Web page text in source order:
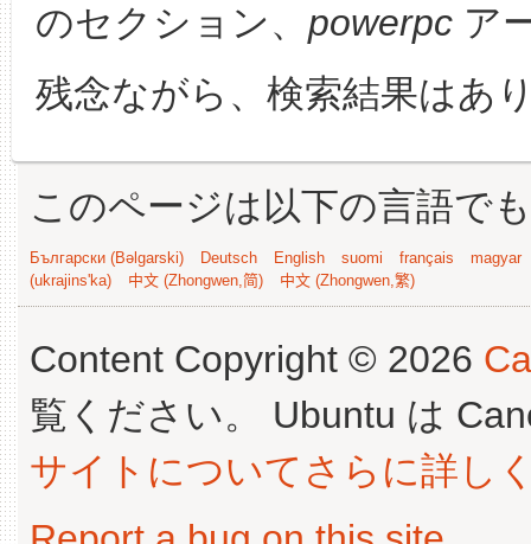
のセクション、 powerpc ア
残念ながら、検索結果はあ
このページは以下の言語で
Български (Bəlgarski) Deutsch English suomi français
magyar
(ukrajins'ka)
中文 (Zhongwen,简) 中文 (Zhongwen,繁)
Content Copyright © 2026
覧ください。 Ubuntu は
サイトについてさらに詳し